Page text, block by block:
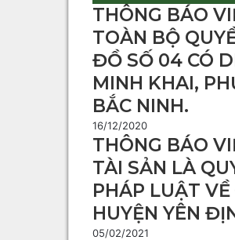
THÔNG BÁO
TOÀN BỘ
ĐỒ SỐ 04 CÓ
MINH KHAI,
BẮC NINH.
16/12/2020
THÔNG BÁO
TÀI SẢN LÀ
PHÁP LUẬT
HUYỆN YÊN
05/02/2021